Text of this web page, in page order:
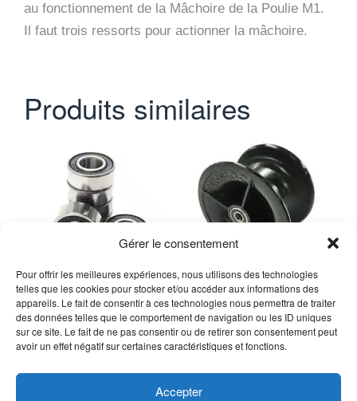
Gérer le consentement
Pour offrir les meilleures expériences, nous utilisons des technologies
telles que les cookies pour stocker et/ou accéder aux informations des
appareils. Le fait de consentir à ces technologies nous permettra de traiter
des données telles que le comportement de navigation ou les ID uniques
sur ce site. Le fait de ne pas consentir ou de retirer son consentement peut
avoir un effet négatif sur certaines caractéristiques et fonctions.
Accepter
au fonctionnement de la Mâchoire de la Poulie M1.
Il faut trois ressorts pour actionner la mâchoire.
Produits similaires
Roulement réa de support
M1
Réa série M